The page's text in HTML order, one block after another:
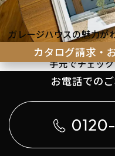
カタログ請求・
ガレージハウスの魅力が
理想の暮ら
手元でチェッ
お電話での